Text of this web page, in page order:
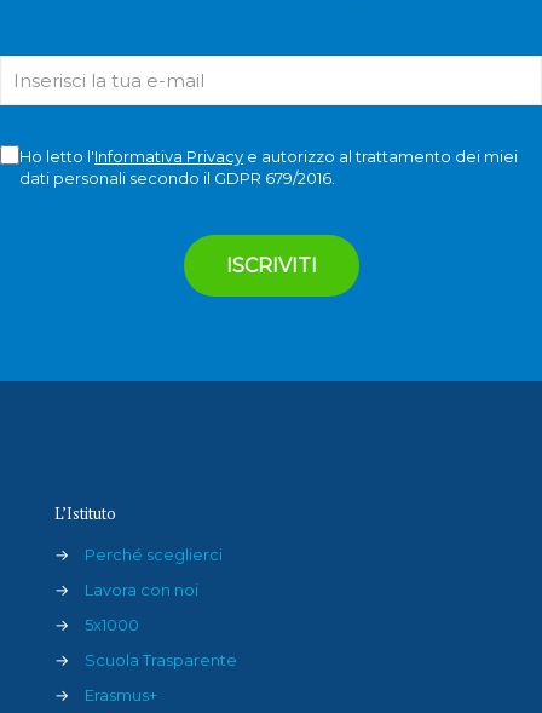
Ho letto l'Informativa Privacy e autorizzo al trattamento dei miei
dati personali secondo il GDPR 679/2016.
L’Istituto
→
Perché sceglierci
→
Lavora con noi
→
5x1000
→
Scuola Trasparente
→
Erasmus+